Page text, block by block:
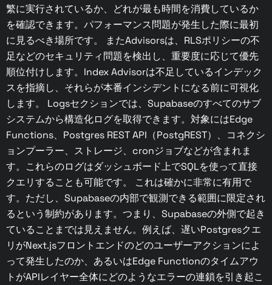
繁に実行されているか、どれが最も時間を消費しているか
を確認できます。パフォーマンス問題が発生した際に最初
に見るべき場所です。 またAdvisorsは、RLSポリシーの不
足などのセキュリティ問題を検出し、重要度に応じて優先
順位付けします。Index Advisorは不足しているインデック
スを指摘し、それらが本番インシデントになる前に可視化
します。 Logsセクションでは、Supabaseのすべてのサブ
システムから構造化ログを取得できます。対象にはEdge
Functions、Postgres REST API（PostgREST）、コネクシ
ョンプーラー、ストレージ、cronジョブなどが含まれま
す。これらのログはダッシュボード上でSQLを使って直接
クエリすることも可能です。 これは確かに非常に有用で
す。ただし、Supabaseの内部で観測できる範囲に限定され
るという制約があります。つまり、Supabaseの外側で起き
ていることまでは見えません。例えば、遅いPostgresクエ
リがNext.jsフロントエンドのどのユーザーアクションによ
って発生したのか、あるいはEdge Functionのタイムアウ
トがAPIレイヤー全体にどのようなエラーの連鎖を引き起こ